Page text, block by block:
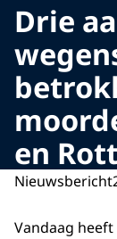
Drie
en
Nieuwsbericht
Vandaag